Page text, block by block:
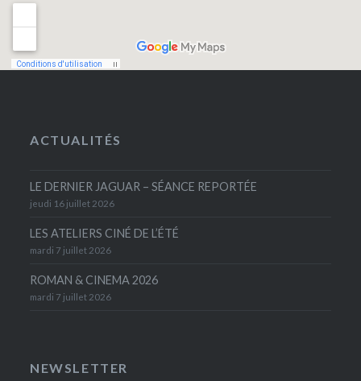
ACTUALITÉS
LE DERNIER JAGUAR – SÉANCE REPORTÉE
jeudi 16 juillet 2026
LES ATELIERS CINÉ DE L’ÉTÉ
mardi 7 juillet 2026
ROMAN & CINEMA 2026
mardi 7 juillet 2026
NEWSLETTER